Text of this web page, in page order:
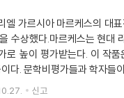
찾아볼 수 있다. 이러한 점
뜻을 지니는 '부엔디아'라는
되고 있다고 할 수 있을 것이
로 상징되는 도덕적 타락은
을 한다. 그들은 근친 상간을
엘 가르시아 마르케스의 대
수상했다.마르케스는 현대
로 높이 평가받는다. 이 작
다. 문학비평가들과 학자들
학적 실험실과도 같은 소설
신고